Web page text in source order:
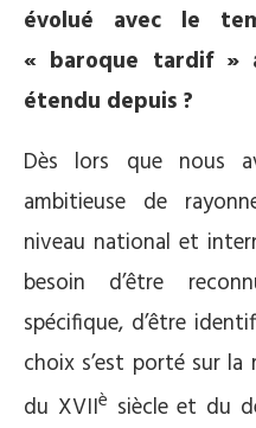
évolué avec le
« baroque tardif »
étendu depuis ?
Dès lors que nous
ambitieuse de
niveau national et
besoin d’être
spécifique, d’être
choix s’est porté sur
du XVIIè siècle et du